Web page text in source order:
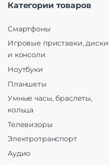
Категории товаров
Смартфоны
Игровые приставки, диски
и консоли
Ноутбуки
Планшеты
Умные часы, браслеты,
кольца
Телевизоры
Электротранспорт
Аудио